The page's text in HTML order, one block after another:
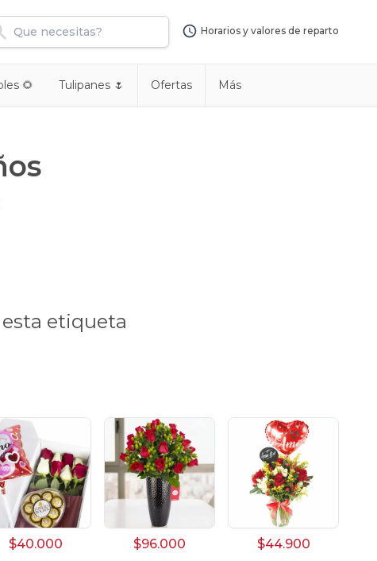
Horarios y valores de reparto
🌻 Tulipanes 🌷 Ofertas Más
etiqueta
$40.000 $96.000 $44.900